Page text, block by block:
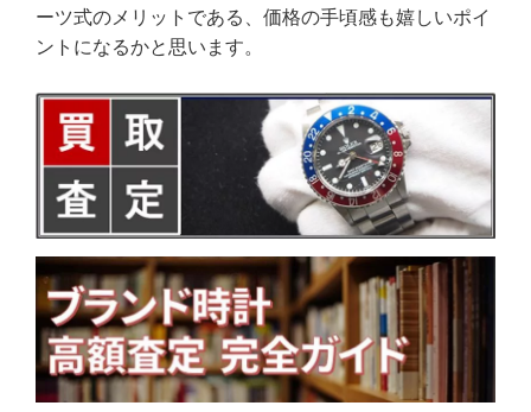
ーツ式のメリットである、価格の手頃感も嬉しいポイ
ントになるかと思います。